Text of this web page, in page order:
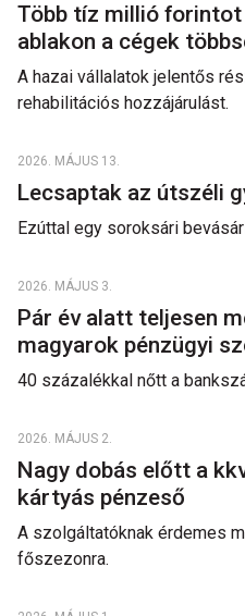
Több tíz millió forintot
ablakon a cégek
A hazai vállalatok jelentős
rehabilitációs hozzájárulást.
2026. MÁJUS 13.
Lecsaptak az útszéli
Ezúttal egy soroksári
2026. MÁJUS 3.
Pár év alatt teljesen
magyarok pénzügyi
40 százalékkal nőtt a
2026. MÁJUS 2.
Nagy dobás előtt a
kártyás pénzeső
A szolgáltatóknak érdemes
főszezonra.